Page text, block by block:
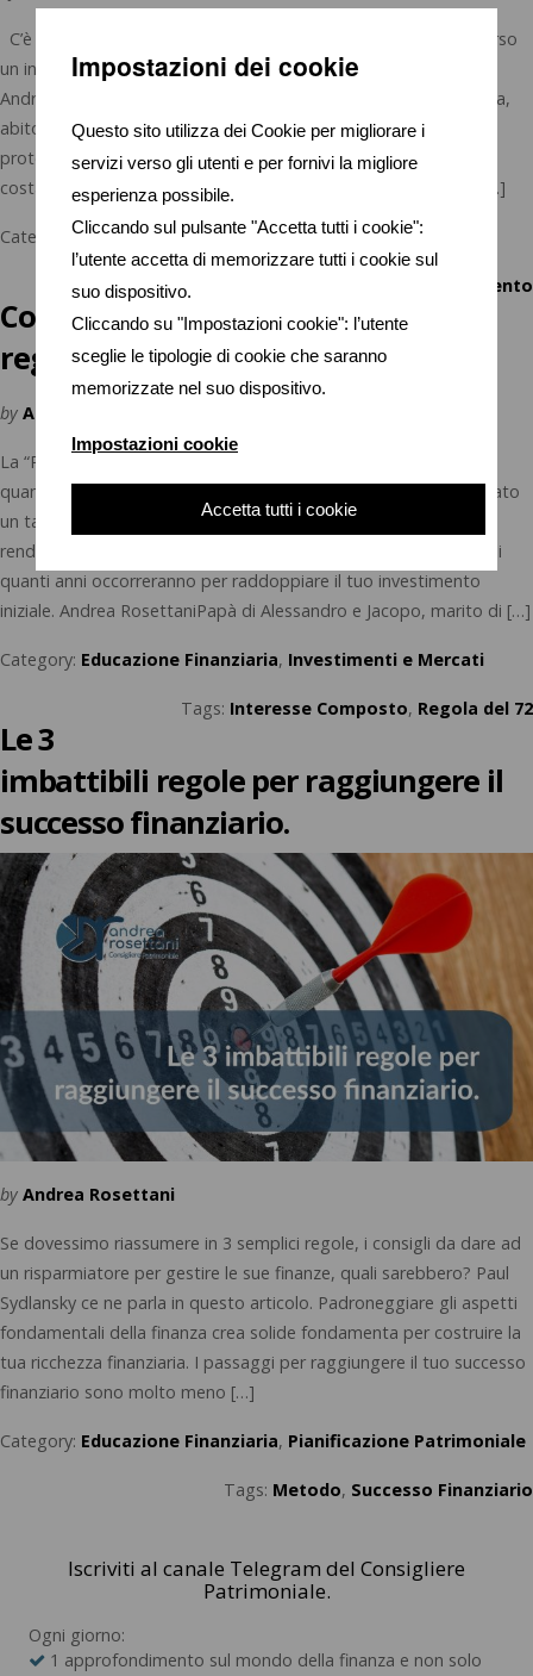
Impostazioni dei cookie
Questo sito utilizza dei Cookie per migliorare i
servizi verso gli utenti e per fornivi la migliore
esperienza possibile.
Cliccando sul pulsante "Accetta tutti i cookie":
l’utente accetta di memorizzare tutti i cookie sul
suo dispositivo.
Cliccando su "Impostazioni cookie": l’utente
sceglie le tipologie di cookie che saranno
memorizzate nel suo dispositivo.
Impostazioni cookie
Accetta tutti i cookie
C’è qualcosa nell’idea di raddoppiare il proprio denaro attraverso
un investimento che intriga la maggior parte degli investitori.
Andrea RosettaniPapà di Alessandro e Jacopo, marito di Simona,
abito a Porto S.Elpidio. Aiuto Imprenditori e Professionisti a
proteggere la loro ricchezza. Lo faccio attraverso una attenta e
costante analisi di tutto il patrimonio finanziario, immobiliare […]
Category:Educazione Finanziaria,Investimenti e Mercati
Rendimento
Conosci la
regola del 72?
by Andrea Rosettani
La “Regola del 72” è un modo semplicissimo per determinare
quanto tempo un investimento impiegherà per raddoppiare, dato
un tasso di interesse annuale fisso. Dividendo 72 per il tasso di
rendimento annuale, puoi ottenere una stima approssimativa di
quanti anni occorreranno per raddoppiare il tuo investimento
iniziale. Andrea RosettaniPapà di Alessandro e Jacopo, marito di […]
Category: Educazione Finanziaria, Investimenti e Mercati
Tags: Interesse Composto, Regola del 72
Le 3
imbattibili regole per raggiungere il
successo finanziario.
by Andrea Rosettani
Se dovessimo riassumere in 3 semplici regole, i consigli da dare ad
un risparmiatore per gestire le sue finanze, quali sarebbero? Paul
Sydlansky ce ne parla in questo articolo. Padroneggiare gli aspetti
fondamentali della finanza crea solide fondamenta per costruire la
tua ricchezza finanziaria. I passaggi per raggiungere il tuo successo
finanziario sono molto meno […]
Category: Educazione Finanziaria, Pianificazione Patrimoniale
Tags: Metodo, Successo Finanziario
Iscriviti al canale Telegram del Consigliere
Patrimoniale.
Ogni giorno:
1 approfondimento sul mondo della finanza e non solo